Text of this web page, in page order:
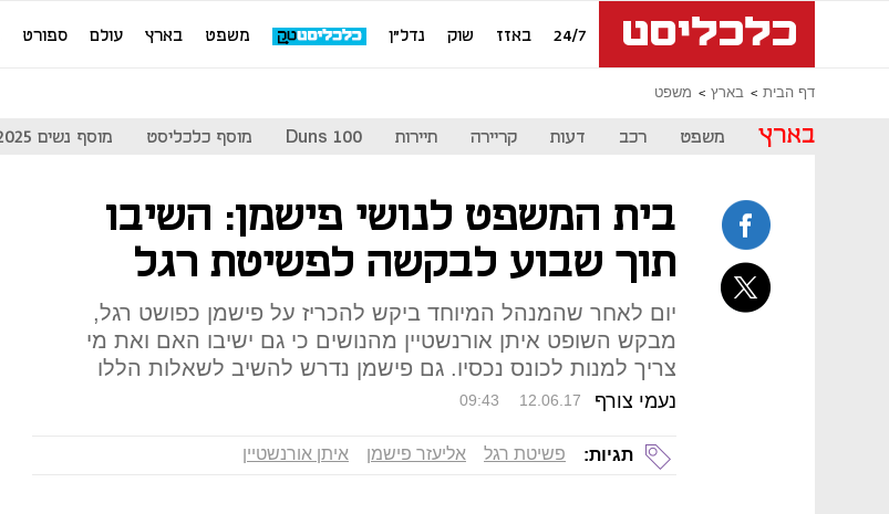
24/7 באזז שוק נדל"ן משפט בארץ עולם ספורט
דף הבית בארץ משפט
בארץ משפט רכב דעות קריירה תיירות Duns 100 מוסף כלכליסט מוסף נשים 2025
בית המשפט לנושי פישמן: השיבו
תוך שבוע לבקשה לפשיטת רגל
יום לאחר שהמנהל המיוחד ביקש להכריז על פישמן כפושט רגל,
מבקש השופט איתן אורנשטיין מהנושים כי גם ישיבו האם ואת מי
צריך למנות לכונס נכסיו. גם פישמן נדרש להשיב לשאלות הללו
נעמי צורף 09:43 12.06.17
תגיות: פשיטת רגל אליעזר פישמן איתן אורנשטיין